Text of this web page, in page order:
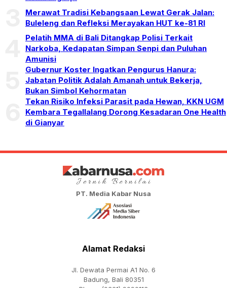
Merawat Tradisi Kebangsaan Lewat Gerak Jalan:
Buleleng dan Refleksi Merayakan HUT ke-81 RI
Pelatih MMA di Bali Ditangkap Polisi Terkait
Narkoba, Kedapatan Simpan Senpi dan Puluhan
Amunisi
Gubernur Koster Ingatkan Pengurus Hanura:
Jabatan Politik Adalah Amanah untuk Bekerja,
Bukan Simbol Kehormatan
Tekan Risiko Infeksi Parasit pada Hewan, KKN UGM
Kembara Tegallalang Dorong Kesadaran One Health
di Gianyar
PT. Media Kabar Nusa
Alamat Redaksi
Jl. Dewata Permai A1 No. 6
Badung, Bali 80351